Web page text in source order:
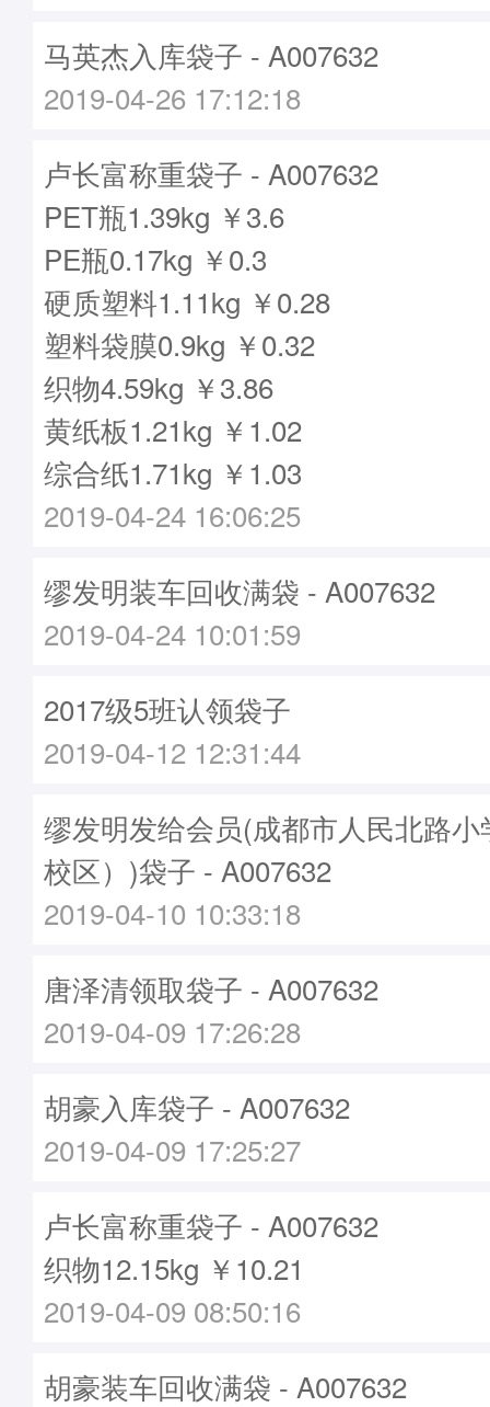
马英杰入库袋子 - A007632
2019-04-26 17:12:18
卢长富称重袋子 - A007632
PET瓶1.39kg ￥3.6
PE瓶0.17kg ￥0.3
硬质塑料1.11kg ￥0.28
塑料袋膜0.9kg ￥0.32
织物4.59kg ￥3.86
黄纸板1.21kg ￥1.02
综合纸1.71kg ￥1.03
2019-04-24 16:06:25
缪发明装车回收满袋 - A007632
2019-04-24 10:01:59
2017级5班认领袋子
2019-04-12 12:31:44
缪发明发给会员(成都市人民北路
校区）)袋子 - A007632
2019-04-10 10:33:18
唐泽清领取袋子 - A007632
2019-04-09 17:26:28
胡豪入库袋子 - A007632
2019-04-09 17:25:27
卢长富称重袋子 - A007632
织物12.15kg ￥10.21
2019-04-09 08:50:16
胡豪装车回收满袋 - A007632